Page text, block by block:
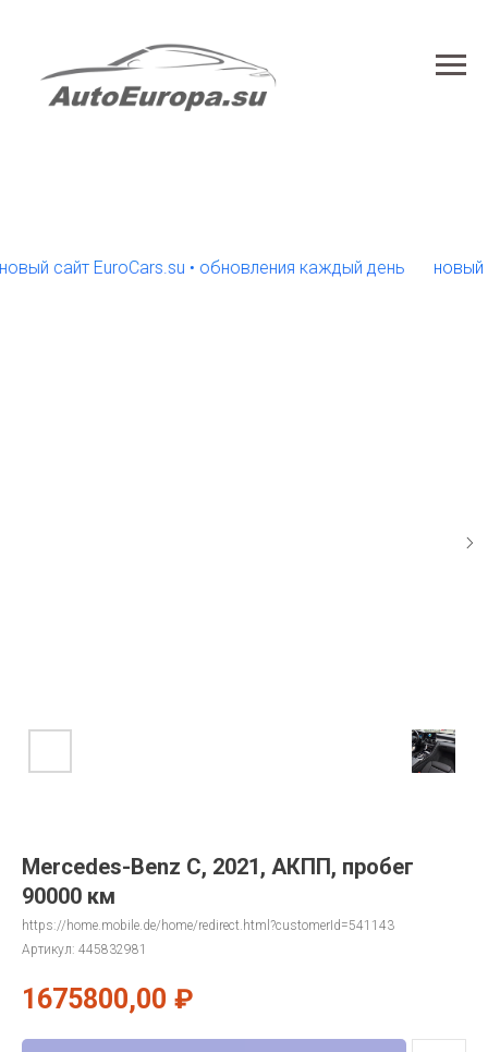
сайт EuroCars.su • обновления каждый день новый сайт
Mercedes-Benz C, 2021, АКПП, пробег
90000 км
https://home.mobile.de/home/redirect.html?customerId=541143
Артикул: 445832981
1675800,00 ₽